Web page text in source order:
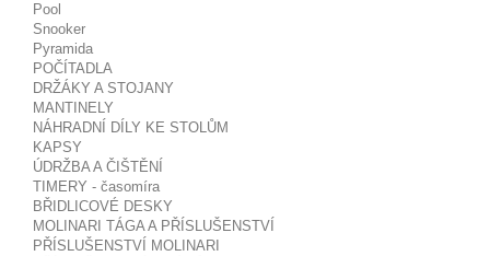
Pool
Snooker
Pyramida
POČÍTADLA
DRŽÁKY A STOJANY
MANTINELY
NÁHRADNÍ DÍLY KE STOLŮM
KAPSY
ÚDRŽBA A ČIŠTĚNÍ
TIMERY - časomíra
BŘIDLICOVÉ DESKY
MOLINARI TÁGA A PŘÍSLUŠENSTVÍ
PŘÍSLUŠENSTVÍ MOLINARI